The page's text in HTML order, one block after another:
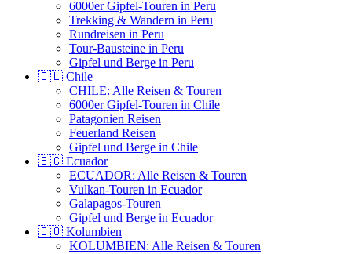
6000er Gipfel-Touren in Peru
Trekking & Wandern in Peru
Rundreisen in Peru
Tour-Bausteine in Peru
Gipfel und Berge in Peru
🇨🇱 Chile
CHILE: Alle Reisen & Touren
6000er Gipfel-Touren in Chile
Patagonien Reisen
Feuerland Reisen
Gipfel und Berge in Chile
🇪🇨 Ecuador
ECUADOR: Alle Reisen & Touren
Vulkan-Touren in Ecuador
Galapagos-Touren
Gipfel und Berge in Ecuador
🇨🇴 Kolumbien
KOLUMBIEN: Alle Reisen & Touren